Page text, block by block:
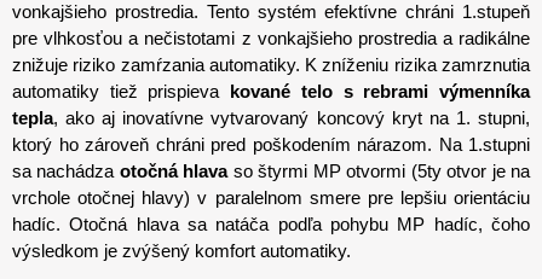
vonkajšieho prostredia. Tento systém efektívne chráni 1.stupeň
pre vlhkosťou a nečistotami z vonkajšieho prostredia a radikálne
znižuje riziko zamŕzania automatiky. K zníženiu rizika zamrznutia
automatiky tiež prispieva kované telo s rebrami výmenníka
tepla, ako aj inovatívne vytvarovaný koncový kryt na 1. stupni,
ktorý ho zároveň chráni pred poškodením nárazom. Na 1.stupni
sa nachádza otočná hlavaso štyrmi MP otvormi (5ty otvor je na
vrchole otočnej hlavy) v paralelnom smere pre lepšiu orientáciu
hadíc. Otočná hlava sa natáča podľa pohybu MP hadíc, čoho
výsledkom je zvýšený komfort automatiky.